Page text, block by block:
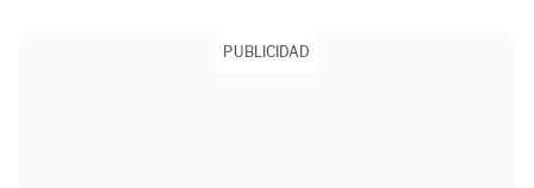
PUBLICIDAD